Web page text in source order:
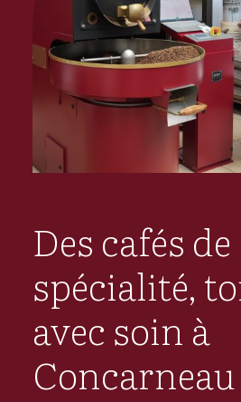
Des cafés de
spécialité,
avec soin à
Concarneau